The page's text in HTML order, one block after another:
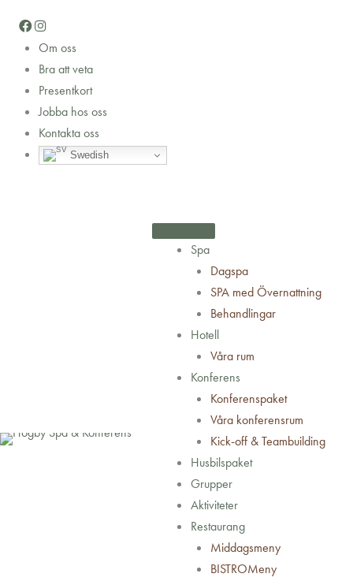
innehåll Om oss
Bra att veta
Presentkort
Jobba hos oss
Kontakta oss
Swedish
Spa
Dagspa
SPA med Övernattning
Behandlingar
Hotell
Våra rum
Konferens
Konferenspaket
Våra konferensrum
Kick-off & Teambuilding
Husbilspaket
Grupper
Aktiviteter
Restaurang
Middagsmeny
BISTROMeny